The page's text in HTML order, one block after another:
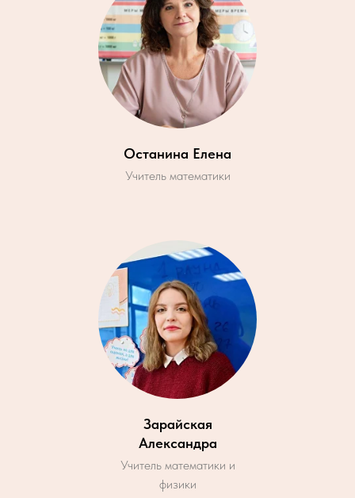
Останина Елена
Учитель математики
Зарайская
Александра
Учитель математики и
физики